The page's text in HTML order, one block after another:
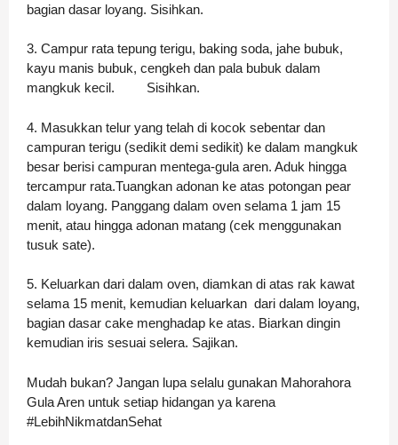
bagian dasar loyang. Sisihkan.
3. Campur rata tepung terigu, baking soda, jahe bubuk,
kayu manis bubuk, cengkeh dan pala bubuk dalam
mangkuk kecil. Sisihkan.
4. Masukkan telur yang telah di kocok sebentar dan
campuran terigu (sedikit demi sedikit) ke dalam mangkuk
besar berisi campuran mentega-gula aren. Aduk hingga
tercampur rata.Tuangkan adonan ke atas potongan pear
dalam loyang. Panggang dalam oven selama 1 jam 15
menit, atau hingga adonan matang (cek menggunakan
tusuk sate).
5. Keluarkan dari dalam oven, diamkan di atas rak kawat
selama 15 menit, kemudian keluarkan dari dalam loyang,
bagian dasar cake menghadap ke atas. Biarkan dingin
kemudian iris sesuai selera. Sajikan.
Mudah bukan? Jangan lupa selalu gunakan Mahorahora
Gula Aren untuk setiap hidangan ya karena
#LebihNikmatdanSehat